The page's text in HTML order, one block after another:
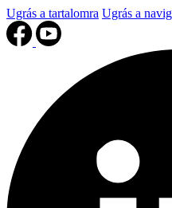
Ugrás a tartalomra Ugrás a